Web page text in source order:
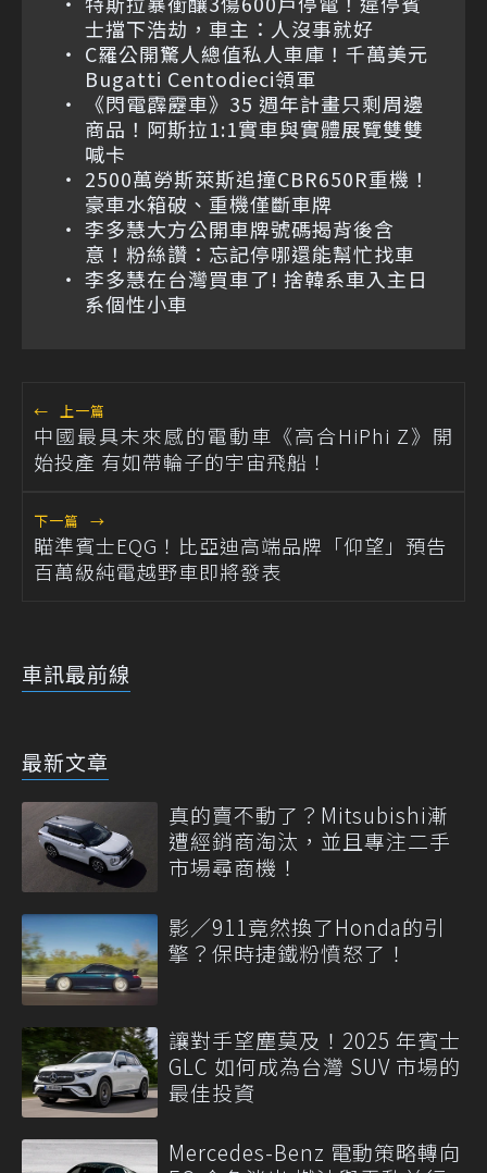
士擋下浩劫，車主：人沒事就好
C羅公開驚人總值私人車庫！千萬美元
Bugatti Centodieci領軍
《閃電霹靂車》35 週年計畫只剩周邊
商品！阿斯拉1:1實車與實體展覽雙雙
喊卡
2500萬勞斯萊斯追撞CBR650R重機！
豪車水箱破、重機僅斷車牌
李多慧大方公開車牌號碼揭背後含
意！粉絲讚：忘記停哪還能幫忙找車
李多慧在台灣買車了! 捨韓系車入主日
系個性小車
← 上一篇
中國最具未來感的電動車《高合HiPhi Z》開
始投產 有如帶輪子的宇宙飛船！
下一篇 →
瞄準賓士EQG！比亞迪高端品牌「仰望」預告
百萬級純電越野車即將發表
車訊最前線
最新文章
真的賣不動了？Mitsubishi漸
遭經銷商淘汰，並且專注二手
市場尋商機！
影／911竟然換了Honda的引
擎？保時捷鐵粉憤怒了！
讓對手望塵莫及！2025 年賓士
GLC 如何成為台灣 SUV 市場的
最佳投資
Mercedes-Benz 電動策略轉向